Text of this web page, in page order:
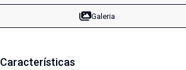
Galeria
Características